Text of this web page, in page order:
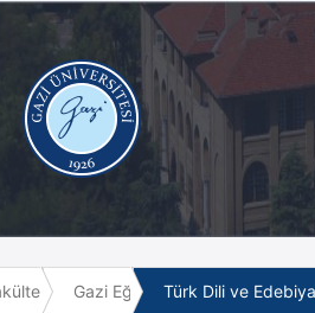
ve Meslek Yüksek Okulları
Gazi Eğitim Fakültesi
Türk Dili ve